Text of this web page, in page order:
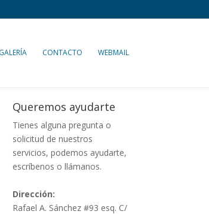
GALERÍA CONTACTO WEBMAIL
Queremos ayudarte
Tienes alguna pregunta o
solicitud de nuestros
servicios, podemos ayudarte,
escríbenos o llámanos.
Dirección:
Rafael A. Sánchez #93 esq. C/